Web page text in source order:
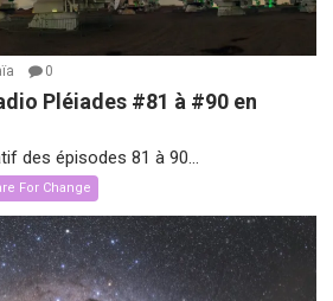
0
Pléiades #81 à #90 en
des épisodes 81 à 90...
For Change